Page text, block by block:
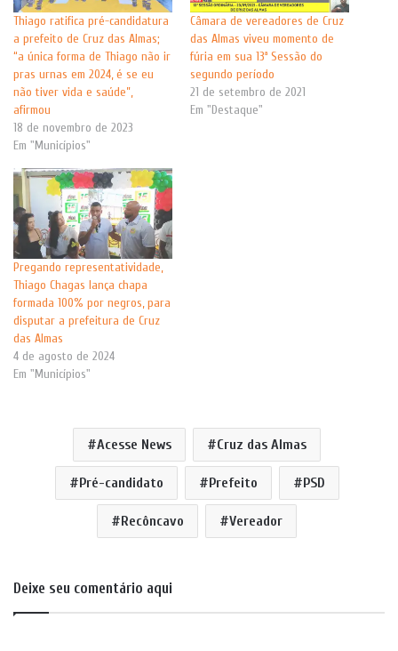
Thiago ratifica pré-candidatura
a prefeito de Cruz das Almas;
“a única forma de Thiago não ir
pras urnas em 2024, é se eu
não tiver vida e saúde”,
afirmou
18 de novembro de 2023
Em "Municípios"
Câmara de vereadores de Cruz
das Almas viveu momento de
fúria em sua 13ª Sessão do
segundo período
21 de setembro de 2021
Em "Destaque"
Pregando representatividade,
Thiago Chagas lança chapa
formada 100% por negros, para
disputar a prefeitura de Cruz
das Almas
4 de agosto de 2024
Em "Municípios"
Acesse News Cruz das Almas
Pré-candidato Prefeito PSD
Recôncavo Vereador
Deixe seu comentário aqui